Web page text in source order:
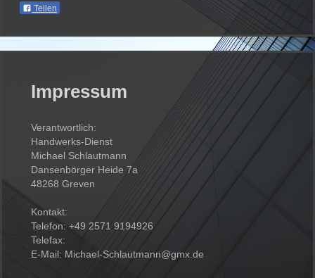
Teilen
Impressum
Verantwortlich:
Handwerks-Dienst
Michael Schlautmann
Dansenbörger Heide 7a
48268 Greven
Kontakt:
Telefon: +49 2571 9194926
Telefax:
E-Mail: Michael-Schlautmann@gmx.de